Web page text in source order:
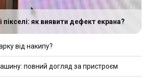
пікселі: як виявити дефект екрана?
від накипу?
повний догляд за пристроєм